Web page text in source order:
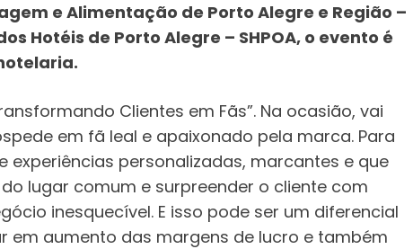
e Alimentação de Porto Alegre e Região –
Hotéis de Porto Alegre – SHPOA, o evento é
Clientes em Fãs”. Na ocasião, vai
em fã leal e apaixonado pela marca. Para
experiências personalizadas, marcantes e que
lugar comum e surpreender o cliente com
inesquecível. E isso pode ser um diferencial
em aumento das margens de lucro e também